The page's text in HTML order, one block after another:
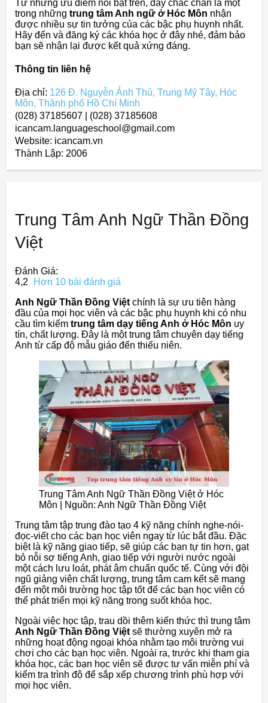
Từ những ưu điểm nổi bật trên, đây chắc chắn là một
trong những trung tâm Anh ngữ ở Hóc Môn nhận
được nhiều sự tin tưởng của các bậc phụ huynh nhất.
Hãy đến và đăng ký các khóa học ở đây nhé, đảm bảo
bạn sẽ nhận lại được kết quả xứng đáng.
Thông tin liên hệ
Địa chỉ: 126 Đ. Nguyễn Ảnh Thủ, Trung Mỹ Tây, Hóc
Môn, Thành phố Hồ Chí Minh
(028) 37185607 | (028) 37185608
icancam.languageschool@gmail.com
Website: icancam.vn
Thành Lập: 2006
Trung Tâm Anh Ngữ Thần Đồng
Việt
Đánh Giá:
4,2
Hơn 10 bài đánh giá
Anh Ngữ Thần Đồng Việt chính là sự ưu tiên hàng
đầu của mọi học viên và các bậc phụ huynh khi có nhu
cầu tìm kiếm trung tâm dạy tiếng Anh ở Hóc Môn uy
tín, chất lượng. Đây là một trung tâm chuyên dạy tiếng
Anh từ cấp độ mẫu giáo đến thiếu niên.
Trung Tâm Anh Ngữ Thần Đồng Việt ở Hóc
Môn | Nguồn: Anh Ngữ Thần Đồng Việt
Trung tâm tập trung đào tạo 4 kỹ năng chính nghe-nói-
đọc-viết cho các bạn học viên ngay từ lúc bắt đầu. Đặc
biệt là kỹ năng giao tiếp, sẽ giúp các bạn tự tin hơn, gạt
bỏ nỗi sợ tiếng Anh, giao tiếp với người nước ngoài
một cách lưu loát, phát âm chuẩn quốc tế. Cùng với đội
ngũ giảng viên chất lượng, trung tâm cam kết sẽ mang
đến một môi trường học tập tốt để các bạn học viên có
thể phát triển mọi kỹ năng trong suốt khóa học.
Ngoài việc học tập, trau dồi thêm kiến thức thì trung tâm
Anh Ngữ Thần Đồng Việt sẽ thường xuyên mở ra
những hoạt động ngoại khóa nhằm tạo môi trường vui
chơi cho các bạn học viên. Ngoài ra, trước khi tham gia
khóa học, các bạn học viên sẽ được tư vấn miễn phí và
kiểm tra trình độ để sắp xếp chương trình phù hợp với
mọi học viên.